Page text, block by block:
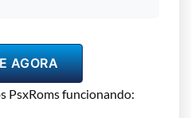
AGORA
PsxRoms funcionando: